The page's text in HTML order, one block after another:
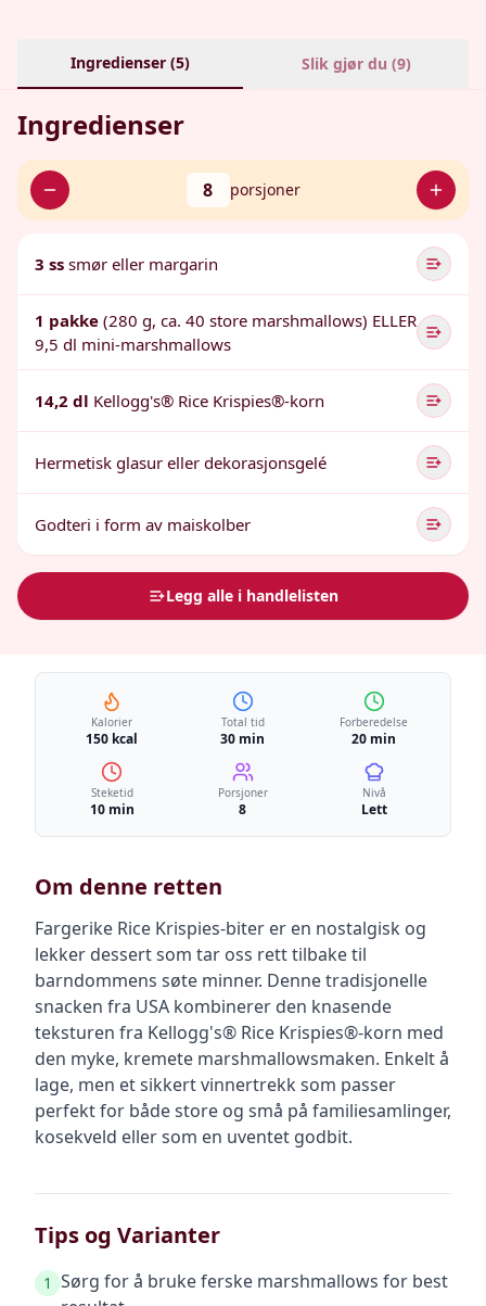
Ingredienser (5) Slik gjør du (9)
Ingredienser
8 porsjoner
3 ss smør eller margarin
1 pakke (280 g, ca. 40 store marshmallows) ELLER
9,5 dl mini-marshmallows
14,2 dl Kellogg's® Rice Krispies®-korn
Hermetisk glasur eller dekorasjonsgelé
Godteri i form av maiskolber
Legg alle i handlelisten
Kalorier
150 kcal
Total tid
30 min
Forberedelse
20 min
Steketid
10 min
Porsjoner
8
Nivå
Lett
Om denne retten
Fargerike Rice Krispies-biter er en nostalgisk og
lekker dessert som tar oss rett tilbake til
barndommens søte minner. Denne tradisjonelle
snacken fra USA kombinerer den knasende
teksturen fra Kellogg's® Rice Krispies®-korn med
den myke, kremete marshmallowsmaken. Enkelt å
lage, men et sikkert vinnertrekk som passer
perfekt for både store og små på familiesamlinger,
kosekveld eller som en uventet godbit.
Tips og Varianter
1 Sørg for å bruke ferske marshmallows for best